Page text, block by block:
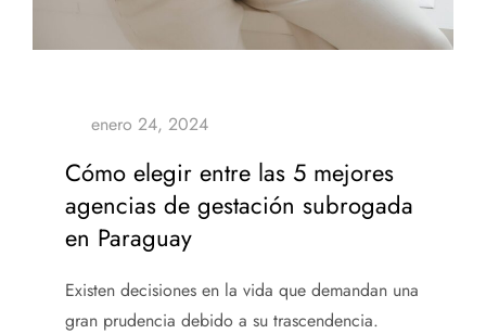
Cómo elegir entre las 5 mejores
agencias de gestación subrogada
en Paraguay
Existen decisiones en la vida que demandan una
gran prudencia debido a su trascendencia.